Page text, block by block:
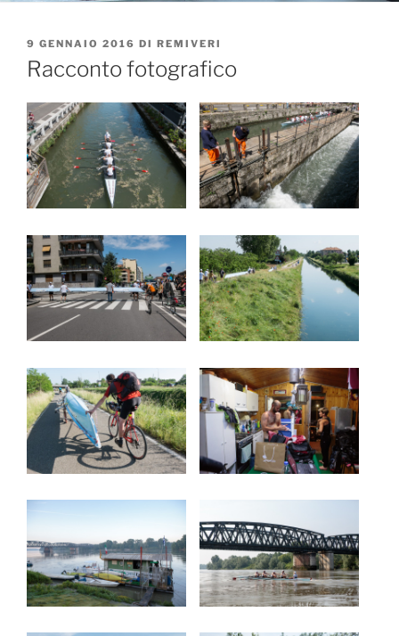
PUBBLICATO
IL
9 GENNAIO 2016 DI REMIVERI
Racconto fotografico